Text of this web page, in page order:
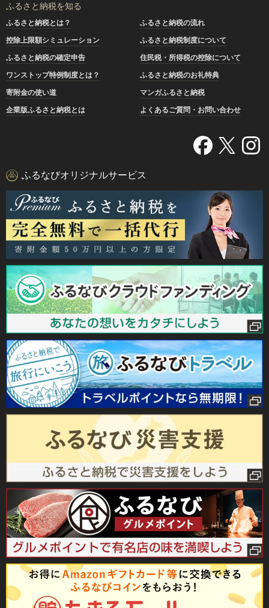
ふるさと納税を知る
ふるさと納税とは？
ふるさと納税の流れ
控除上限額シミュレーション
ふるさと納税制度について
ふるさと納税の確定申告
住民税・所得税の控除について
ワンストップ特例制度とは？
ふるさと納税のお礼特典
寄附金の使い道
マンガふるさと納税
企業版ふるさと納税とは
よくあるご質問・お問い合わせ
ふるなびオリジナルサービス